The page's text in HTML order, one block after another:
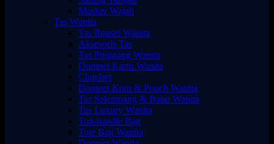
Masker Wajah
Tas Wanita
Tas Ransel Wanita
Aksesoris Tas
Tas Pinggang Wanita
Dompet Kartu Wanita
Clutches
Dompet Koin & Pouch Wanita
Tas Selempang & Bahu Wanita
Tas Luxury Wanita
Top-handle Bag
Tote Bag Wanita